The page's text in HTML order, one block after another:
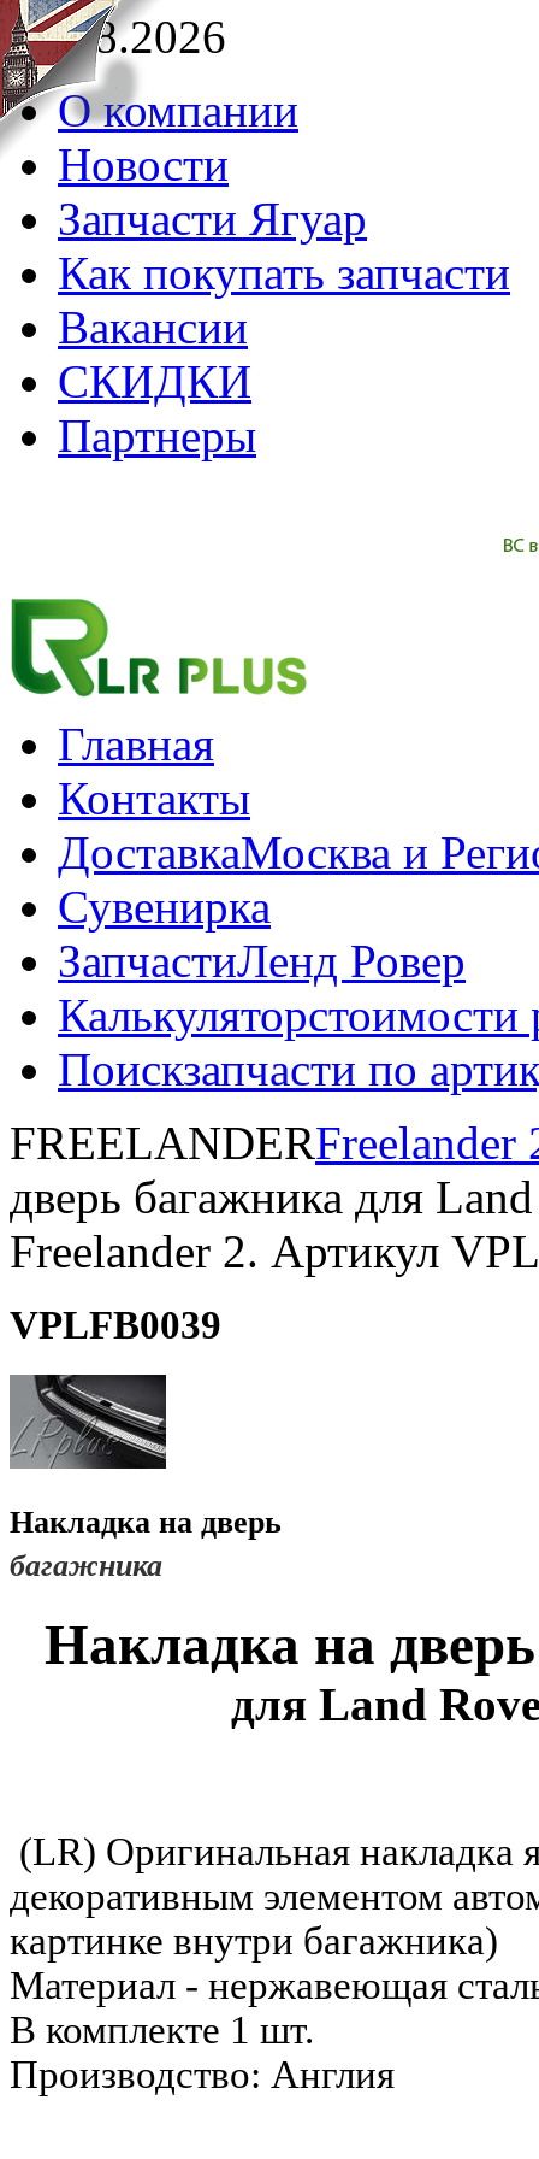
09.08.2026
О компании
Новости
Запчасти Ягуар
Как покупать запчасти
Вакансии
СКИДКИ
Партнеры
Главная
Контакты
ДоставкаМосква и
Сувенирка
ЗапчастиЛенд Ровер
Калькуляторстоимости
Поискзапчасти по
FREELANDERFreelander
дверь багажника для
Freelander 2. Артикул
VPLFB0039
Накладка на дверь
багажника
Накладка на
для Land
(LR) Оригинальная накладка
декоративным элементом
картинке внутри багажника)
Материал - нержавеющая
В комплекте 1 шт.
Производство: Англия